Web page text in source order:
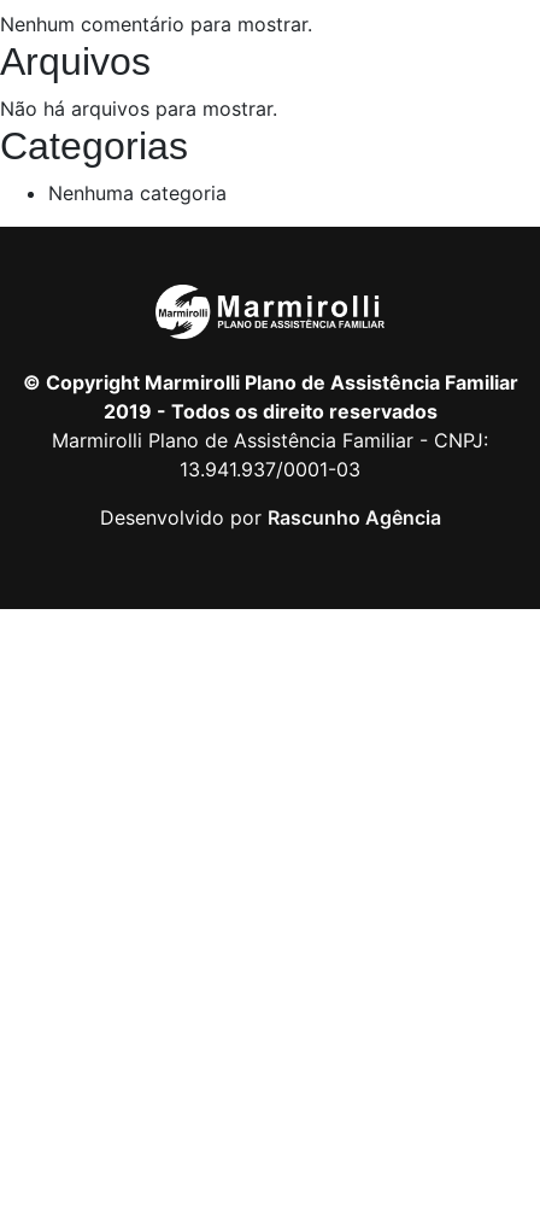
Nenhum comentário para mostrar.
Arquivos
Não há arquivos para mostrar.
Categorias
Nenhuma categoria
© Copyright Marmirolli Plano de Assistência Familiar
2019 - Todos os direito reservados
Marmirolli Plano de Assistência Familiar - CNPJ:
13.941.937/0001-03
Desenvolvido por Rascunho Agência